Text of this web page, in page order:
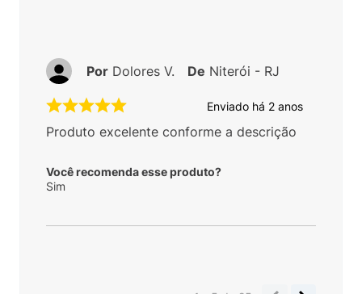
Enviado há 2 anos
Produto excelente conforme a descrição
Você recomenda esse produto?
Sim
Por Dolores V. De Niterói - RJ